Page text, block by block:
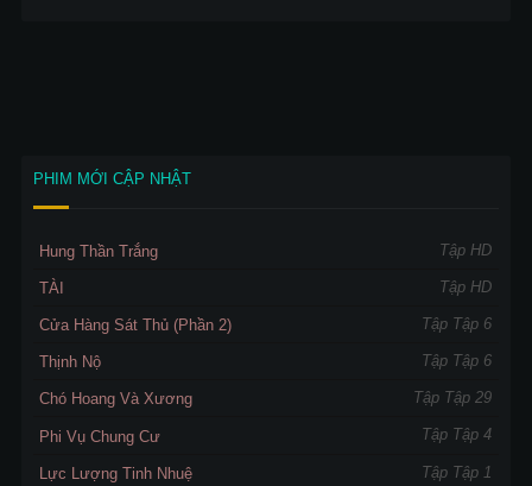
PHIM MỚI CẬP NHẬT
Hung Thần Trắng Tập HD
TÀI Tập HD
Cửa Hàng Sát Thủ (Phần 2) Tập Tập 6
Thịnh Nộ Tập Tập 6
Chó Hoang Và Xương Tập Tập 29
Phi Vụ Chung Cư Tập Tập 4
Lực Lượng Tinh Nhuệ Tập Tập 1